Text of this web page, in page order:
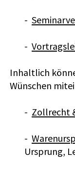
-
-
Inhaltlich
Wünschen
- Zollrecht
-
Ursprung,